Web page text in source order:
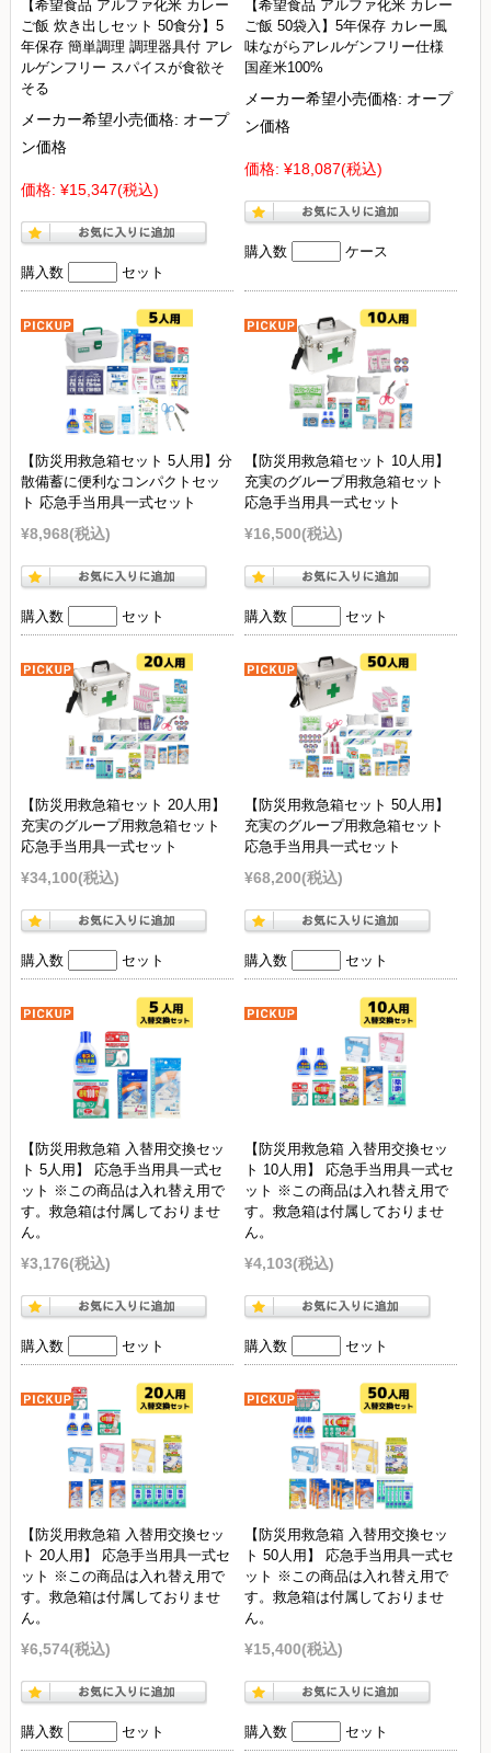
【希望食品 アルファ化米 カレー
ご飯 炊き出しセット 50食分】5
年保存 簡単調理 調理器具付 アレ
ルゲンフリー スパイスが食欲そ
そる
メーカー希望小売価格: オープ
ン価格
価格: ¥15,347(税込)
購入数 セット
【希望食品 アルファ化米 カレー
ご飯 50袋入】5年保存 カレー風
味ながらアレルゲンフリー仕様
国産米100%
メーカー希望小売価格: オープ
ン価格
価格: ¥18,087(税込)
購入数 ケース
【防災用救急箱セット 5人用】分
散備蓄に便利なコンパクトセッ
ト 応急手当用具一式セット
¥8,968(税込)
購入数 セット
【防災用救急箱セット 10人用】
充実のグループ用救急箱セット
応急手当用具一式セット
¥16,500(税込)
購入数 セット
【防災用救急箱セット 20人用】
充実のグループ用救急箱セット
応急手当用具一式セット
¥34,100(税込)
購入数 セット
【防災用救急箱セット 50人用】
充実のグループ用救急箱セット
応急手当用具一式セット
¥68,200(税込)
購入数 セット
【防災用救急箱 入替用交換セッ
ト 5人用】 応急手当用具一式セ
ット ※この商品は入れ替え用で
す。救急箱は付属しておりませ
ん。
¥3,176(税込)
購入数 セット
【防災用救急箱 入替用交換セッ
ト 10人用】 応急手当用具一式セ
ット ※この商品は入れ替え用で
す。救急箱は付属しておりませ
ん。
¥4,103(税込)
購入数 セット
【防災用救急箱 入替用交換セッ
ト 20人用】 応急手当用具一式セ
ット ※この商品は入れ替え用で
す。救急箱は付属しておりませ
ん。
¥6,574(税込)
購入数 セット
【防災用救急箱 入替用交換セッ
ト 50人用】 応急手当用具一式セ
ット ※この商品は入れ替え用で
す。救急箱は付属しておりませ
ん。
¥15,400(税込)
購入数 セット